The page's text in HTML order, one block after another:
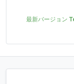
最新バージョン